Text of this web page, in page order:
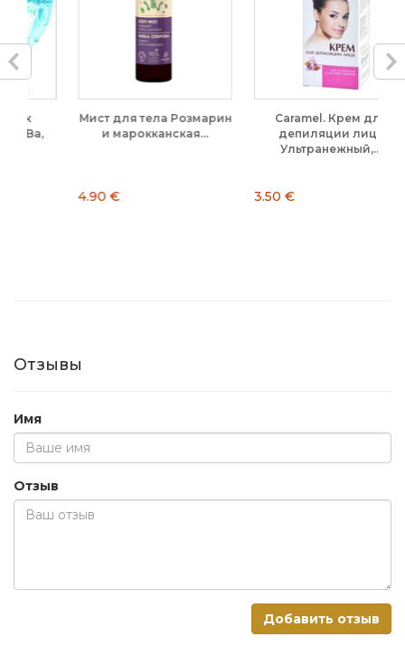
Мист для тела Розмарин
и марокканская...
4.90 €
Caramel. Крем для
депиляции лица
Ультранежный,...
3.50 €
Отзывы
Имя
Отзыв
Добавить отзыв